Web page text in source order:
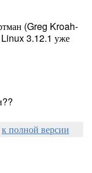
(Greg Kroah-
Linux 3.12.1 уже
к полной версии